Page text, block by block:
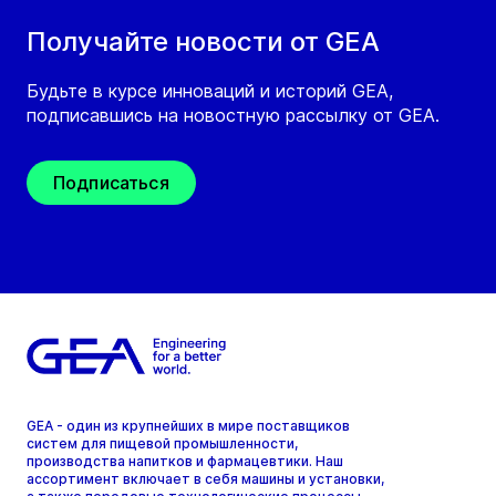
Получайте новости от GEA
Будьте в курсе инноваций и историй GEA,
подписавшись на новостную рассылку от GEA.
Подписаться
GEA - один из крупнейших в мире поставщиков
систем для пищевой промышленности,
производства напитков и фармацевтики. Наш
ассортимент включает в себя машины и установки,